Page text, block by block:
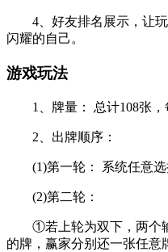
4、好友排名展示，让玩
闪耀的自己。
游戏玩法
1、牌量： 总计108张，
2、出牌顺序：
(1)第一轮： 系统任意选
(2)第二轮：
①若上轮为双下，两个输
的牌，赢家分别还一张任意